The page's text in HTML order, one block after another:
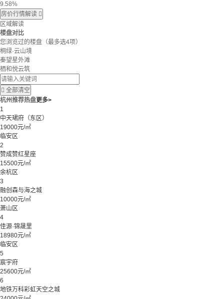
9.58%
房价行情解读 
区域解读
楼盘对比
您浏览过的楼盘 （最多选4项）
桐绿·云山境
秦望星外滩
栖和悦云筑
 全部清空
杭州推荐热盘更多>
1
中天珺府（东区）
19000元/㎡
临安区
2
赞成赞红星座
15500元/㎡
余杭区
3
融创森与海之城
10000元/㎡
萧山区
4
佳源·锦晟里
18980元/㎡
临安区
5
宸宇府
25600元/㎡
6
地铁万科彩虹天空之城